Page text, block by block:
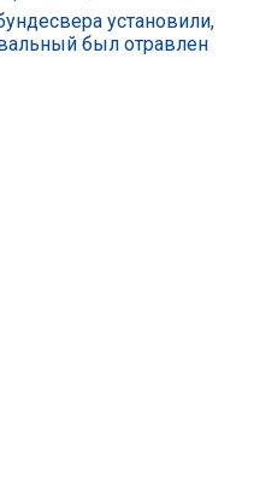
установили,
был отравлен